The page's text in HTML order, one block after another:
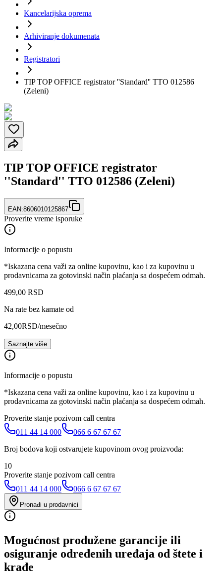
Kancelarijska oprema
Arhiviranje dokumenata
Registratori
TIP TOP OFFICE registrator ''Standard'' TTO 012586
(Zeleni)
TIP TOP OFFICE registrator
''Standard'' TTO 012586 (Zeleni)
EAN:8606010125867
Proverite vreme isporuke
Informacije o popustu
*Iskazana cena važi za online kupovinu, kao i za kupovinu u
prodavnicama za gotovinski način plaćanja sa dospećem odmah.
499,00 RSD
Na rate bez kamate od
42,00RSD/mesečno
Saznajte više
Informacije o popustu
*Iskazana cena važi za online kupovinu, kao i za kupovinu u
prodavnicama za gotovinski način plaćanja sa dospećem odmah.
Proverite stanje pozivom call centra
011 44 14 000
066 6 67 67 67
Broj bodova koji ostvarujete kupovinom ovog proizvoda:
10
Proverite stanje pozivom call centra
011 44 14 000
066 6 67 67 67
Pronađi u prodavnici
Mogućnost produžene garancije ili
osiguranje određenih uređaja od štete i
krađe